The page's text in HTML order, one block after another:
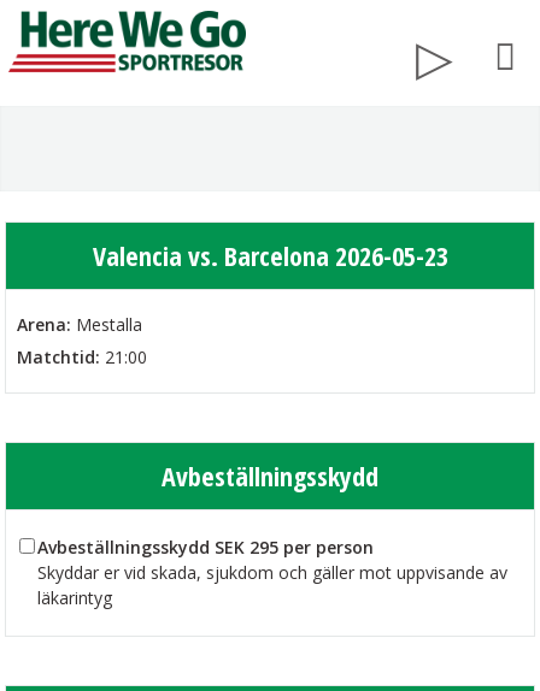
Valencia vs. Barcelona 2026-05-23
Arena: Mestalla
Matchtid: 21:00
Avbeställningsskydd
Avbeställningsskydd SEK 295 per person
Skyddar er vid skada, sjukdom och gäller mot uppvisande av
läkarintyg